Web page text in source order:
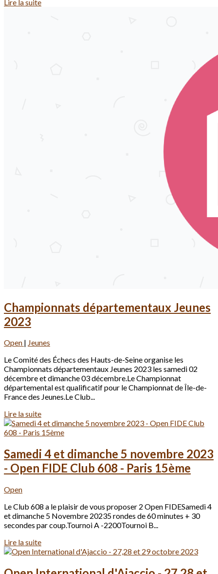
Lire la suite
Championnats départementaux Jeunes
2023
Open | Jeunes
Le Comité des Échecs des Hauts-de-Seine organise les
Championnats départementaux Jeunes 2023 les samedi 02
décembre et dimanche 03 décembre.Le Championnat
départemental est qualificatif pour le Championnat de Île-de-
France des Jeunes.Le Club...
Lire la suite
Samedi 4 et dimanche 5 novembre 2023
- Open FIDE Club 608 - Paris 15ème
Open
Le Club 608 a le plaisir de vous proposer 2 Open FIDESamedi 4
et dimanche 5 Novembre 20235 rondes de 60 minutes + 30
secondes par coup.Tournoi A -2200Tournoi B...
Lire la suite